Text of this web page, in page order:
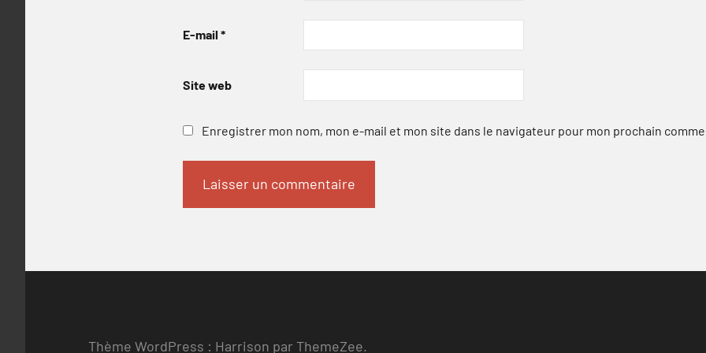
E-mail *
Site web
Enregistrer mon nom, mon e-mail et mon site dans le navigateur pour mon prochain
Thème WordPress : Harrison par ThemeZee.